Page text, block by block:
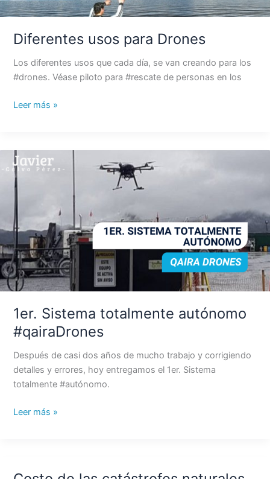
Diferentes usos para Drones
Los diferentes usos que cada día, se van creando para los
#drones. Véase piloto para #rescate de personas en los
Leer más »
1er. Sistema totalmente autónomo
#qairaDrones
Después de casi dos años de mucho trabajo y corrigiendo
detalles y errores, hoy entregamos el 1er. Sistema
totalmente #autónomo.
1er.
Sistema
totalmente
#qairaDrones
Leer más »
Costo